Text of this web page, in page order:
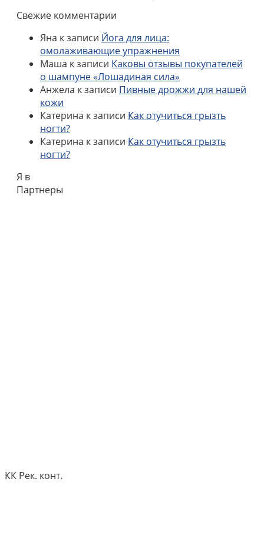
Свежие комментарии
Яна к записи Йога для лица:
омолаживающие упражнения
Маша к записи Каковы отзывы покупателей
о шампуне «Лошадиная сила»
Анжела к записи Пивные дрожжи для нашей
кожи
Катерина к записи Как отучиться грызть
ногти?
Катерина к записи Как отучиться грызть
ногти?
Я в
Партнеры
КК Рек. конт.